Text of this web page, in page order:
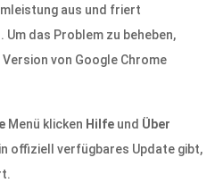
aus und friert
Um das Problem zu beheben,
von Google Chrome
Menü klicken Hilfe und Über
offiziell verfügbares Update gibt,